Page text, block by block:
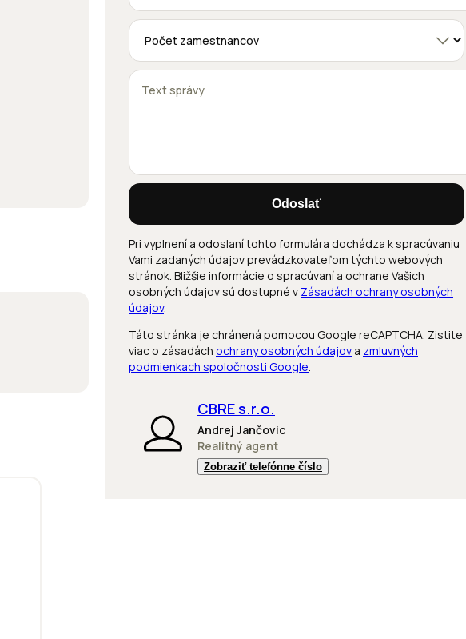
Odoslať
Pri vyplnení a odoslaní tohto formulára dochádza k spracúvaniu
Vami zadaných údajov prevádzkovateľom týchto webových
stránok. Bližšie informácie o spracúvaní a ochrane Vašich
osobných údajov sú dostupné v Zásadách ochrany osobných
údajov.
Táto stránka je chránená pomocou Google reCAPTCHA. Zistite
viac o zásadách ochrany osobných údajov a zmluvných
podmienkach spoločnosti Google.
CBRE s.r.o.
Andrej Jančovic
Realitný agent
Zobraziť telefónne číslo